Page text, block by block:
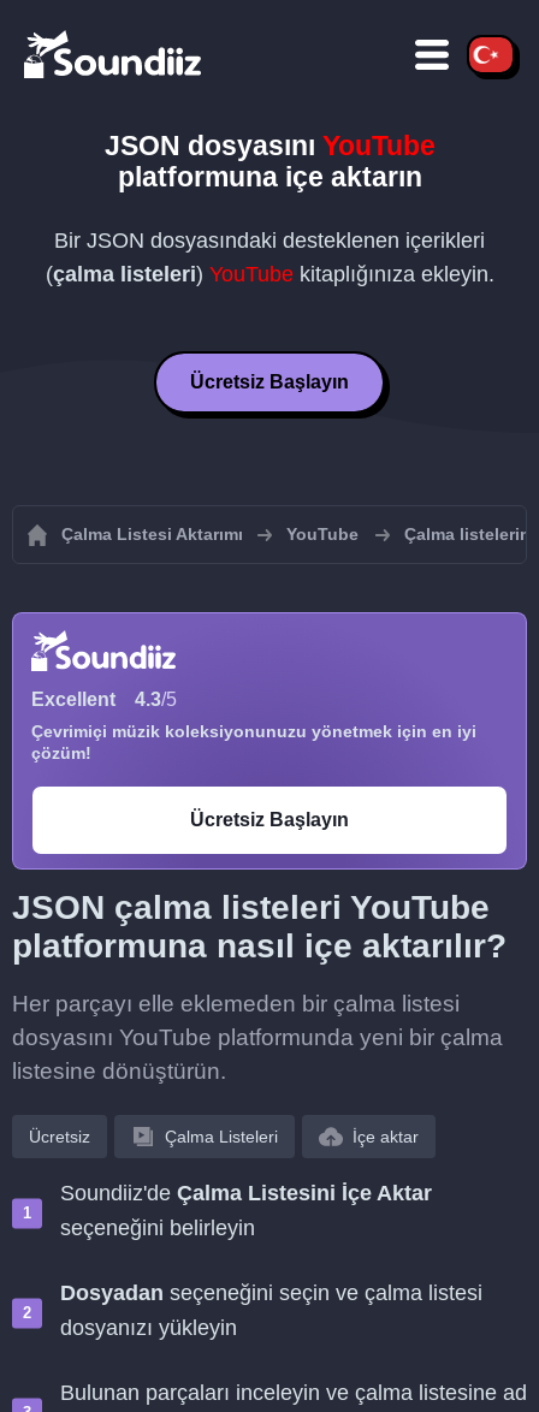
JSON dosyasını YouTube
platformuna içe aktarın
Bir JSON dosyasındaki desteklenen içerikleri
(çalma listeleri) YouTubekitaplığınıza ekleyin.
Ücretsiz Başlayın
Çalma Listesi Aktarımı YouTube Çalma listelerini
Excellent 4.3/5
Çevrimiçi müzik koleksiyonunuzu yönetmek için en iyi
çözüm!
Ücretsiz Başlayın
JSON çalma listeleri YouTube
platformuna nasıl içe aktarılır?
Her parçayı elle eklemeden bir çalma listesi
dosyasını YouTube platformunda yeni bir çalma
listesine dönüştürün.
Ücretsiz Çalma Listeleri İçe aktar
Soundiiz'de Çalma Listesini İçe Aktar
seçeneğini belirleyin
Dosyadan seçeneğini seçin ve çalma listesi
dosyanızı yükleyin
Bulunan parçaları inceleyin ve çalma listesine ad